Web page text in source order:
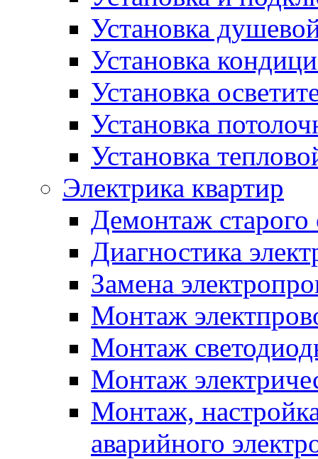
Установка
Установка
Установка
Установка
Установка
Электрика квартир
Демонтаж старого
Диагностика
Замена
Монтаж
Монтаж
Монтаж
Монтаж,
аварийного